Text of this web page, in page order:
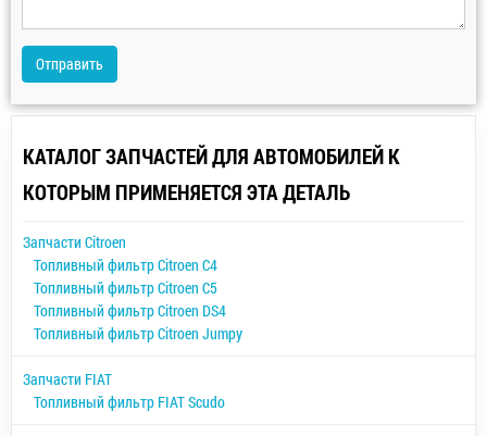
Отправить
КАТАЛОГ ЗАПЧАСТЕЙ ДЛЯ АВТОМОБИЛЕЙ К
КОТОРЫМ ПРИМЕНЯЕТСЯ ЭТА ДЕТАЛЬ
Запчасти Citroen
Топливный фильтр Citroen C4
Топливный фильтр Citroen C5
Топливный фильтр Citroen DS4
Топливный фильтр Citroen Jumpy
Запчасти FIAT
Топливный фильтр FIAT Scudo